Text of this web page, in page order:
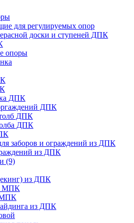
для регулируемых опор
доски и ступеней ДПК
опоры
ДПК
ДПК
ДПК
ДПК
заборов и ограждений из ДПК
из ДПК
(9)
из ДПК
МПК
МПК
из ДПК